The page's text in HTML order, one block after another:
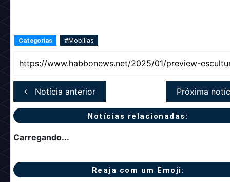
Categorias #Mobílias
Notícia anterior Próxima
Notícias relacionadas:
Carregando...
Reaja com um Emoji: